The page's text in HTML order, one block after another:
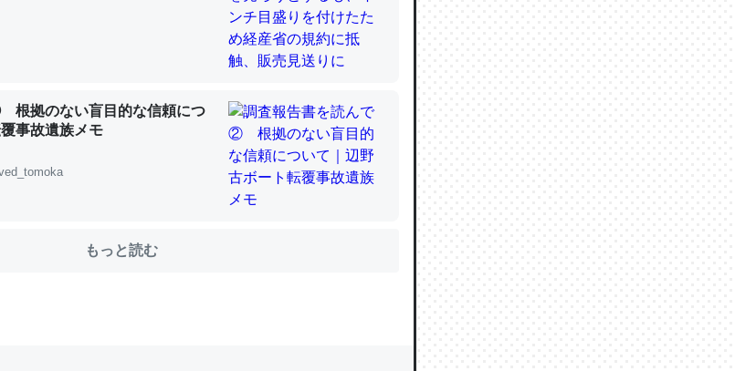
て４年。でたまに覗いてる。ぼちぼちRingも置こうかと画策
で位置情報を共有してる。電池残量や充電中かが分かるのでこ
た遠方の父67歳と僕。ITツール導入でコミュニケーションが劇的に変化し
残り時間を日数にすると1週間とかの人が多いそうだけど、それ
拠のない盲目的な信頼につ
事故遺族メモ
もっと読む